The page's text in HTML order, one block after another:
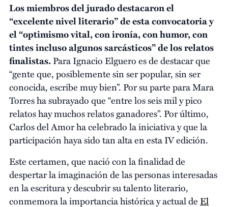
Los miembros del jurado destacaron el
“excelente nivel literario” de esta convocatoria y
el “optimismo vital, con ironía, con humor, con
tintes incluso algunos sarcásticos” de los relatos
finalistas.Para Ignacio Elguero es de destacar que
“gente que, posiblemente sin ser popular, sin ser
conocida, escribe muy bien”. Por su parte para Mara
Torres ha subrayado que “entre los seis mil y pico
relatos hay muchos relatos ganadores”. Por último,
Carlos del Amor ha celebrado la iniciativa y que la
participación haya sido tan alta en esta IV edición.
Este certamen, que nació con la finalidad de
despertar la imaginación de las personas interesadas
en la escritura y descubrir su talento literario,
conmemora la importancia histórica y actual de El